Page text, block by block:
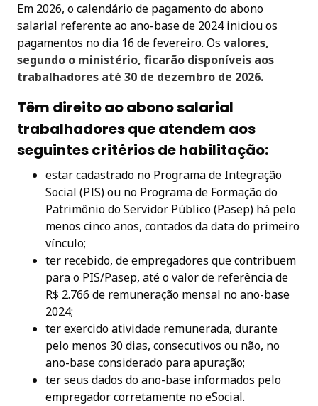
Em 2026, o calendário de pagamento do abono
salarial referente ao ano-base de 2024 iniciou os
pagamentos no dia 16 de fevereiro. Os valores,
segundo o ministério, ficarão disponíveis aos
trabalhadores até 30 de dezembro de 2026.
Têm direito ao abono salarial
trabalhadores que atendem aos
seguintes critérios de habilitação:
estar cadastrado no Programa de Integração
Social (PIS) ou no Programa de Formação do
Patrimônio do Servidor Público (Pasep) há pelo
menos cinco anos, contados da data do primeiro
vínculo;
ter recebido, de empregadores que contribuem
para o PIS/Pasep, até o valor de referência de
R$ 2.766 de remuneração mensal no ano-base
2024;
ter exercido atividade remunerada, durante
pelo menos 30 dias, consecutivos ou não, no
ano-base considerado para apuração;
ter seus dados do ano-base informados pelo
empregador corretamente no eSocial.